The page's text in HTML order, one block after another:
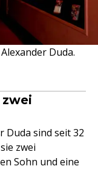
Duda.
Duda sind seit 32
zwei
Sohn und eine